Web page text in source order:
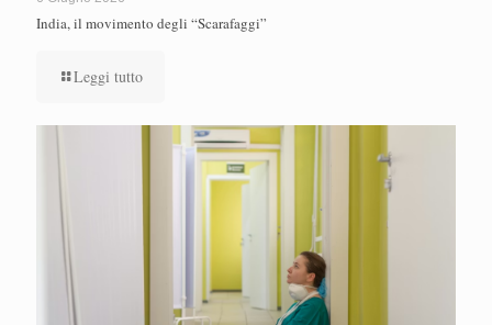
India, il movimento degli “Scarafaggi”
Leggi tutto